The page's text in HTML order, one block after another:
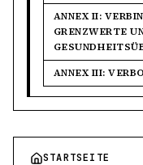
STARTSEITE
ANNEX II:
GRENZWERTE
ANNEX III: